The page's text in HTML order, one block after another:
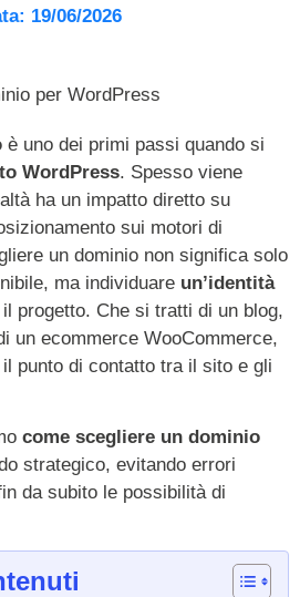
19/06/2026
è uno dei primi passi quando si
WordPress. Spesso viene
ha un impatto diretto su
sui motori di
un dominio non significa solo
ma individuare un’identità
progetto. Che si tratti di un blog,
un ecommerce WooCommerce,
punto di contatto tra il sito e gli
come scegliere un dominio
strategico, evitando errori
da subito le possibilità di